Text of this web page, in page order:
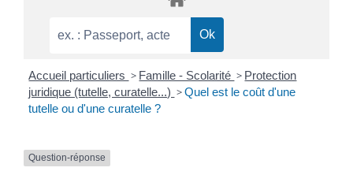
Accueil particuliers > Famille - Scolarité > Protection
juridique (tutelle, curatelle...) > Quel est le coût d'une
tutelle ou d'une curatelle ?
Question-réponse